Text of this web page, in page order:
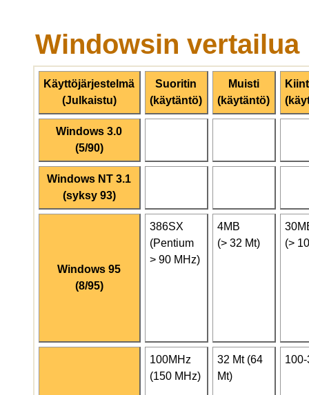
Windowsin vertailua
Käyttöjärjestelmä
(Julkaistu)
Suoritin
(käytäntö)
Muisti
(käytäntö)
Windows 3.0
(5/90)
Windows NT 3.1
(syksy 93)
Windows 95
(8/95)
386SX
(Pentium
> 90 MHz)
4MB
(> 32 Mt)
(>
100MHz
(150 MHz)
32 Mt (64
Mt)